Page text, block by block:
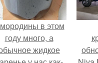
в этом
году много, а
жидкое